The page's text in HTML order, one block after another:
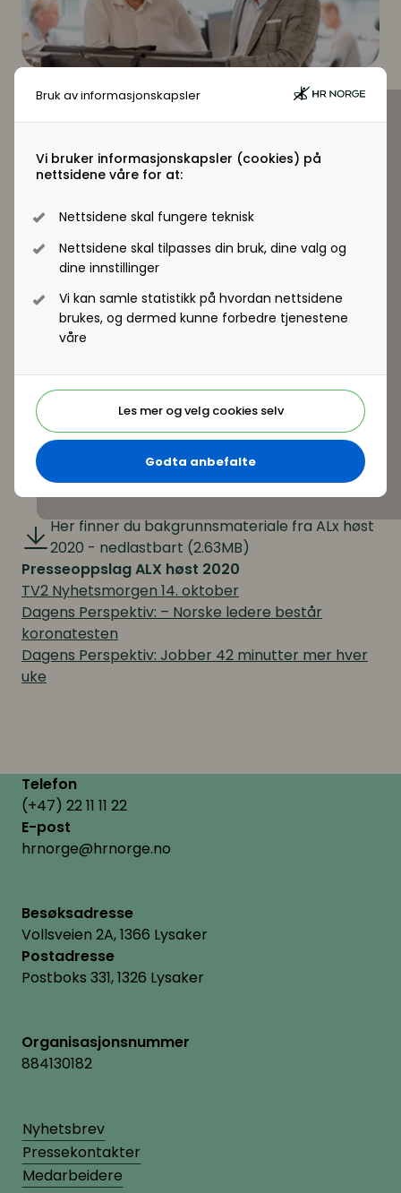
Bruk av informasjonskapsler
Vi bruker informasjonskapsler (cookies) på
nettsidene våre for at:
Nettsidene skal fungere teknisk
Nettsidene skal tilpasses din bruk, dine valg og
dine innstillinger
Vi kan samle statistikk på hvordan nettsidene
brukes, og dermed kunne forbedre tjenestene
våre
Les mer og velg cookies selv
Godta anbefalte
betalende medlem. Logg inn
Logg inn
ALX er en arbeidslivsundersøkelse designet, tolket
og formidlet i samarbeid mellom Kantar og HR
Norge. Dataene er hentet inn gjennom Gallup
panelet og baserer seg på et representativt
20-67 år. Datainnsamlingen skjedde siste del av
september 2020. I overkant av 1000 personer
deltok i undersøkelsen.
Her kan du laste ned
presentasjon av rapporten:
Her finner du bakgrunnsmateriale fra ALx høst
2020 - nedlastbart (2.63MB)
Her finner du bakgrunnsmateriale fra ALx høst 2020
Presseoppslag ALX høst 2020
TV2 Nyhetsmorgen 14. oktober
Dagens Perspektiv: – Norske ledere består
koronatesten
Dagens Perspektiv: Jobber 42 minutter mer hver
uke
Telefon
(+47) 22 11 11 22
E-post
hrnorge@hrnorge.no
Besøksadresse
Vollsveien 2A, 1366 Lysaker
Postadresse
Postboks 331, 1326 Lysaker
Organisasjonsnummer
884130182
Nyhetsbrev
Pressekontakter
Medarbeidere